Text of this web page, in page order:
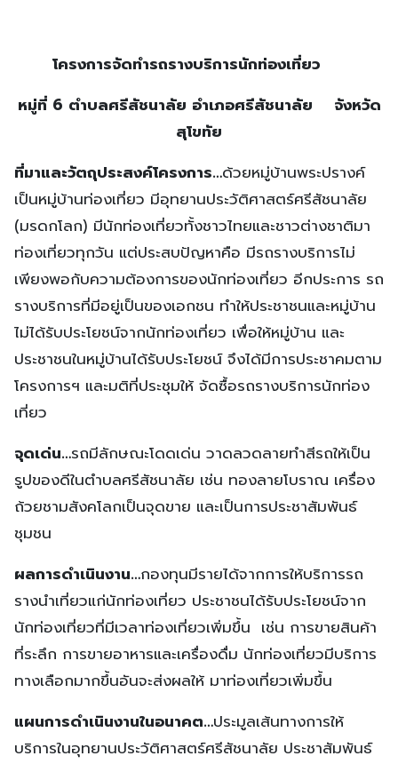
โครงการจัดทำรถรางบริการนักท่องเที่ยว
หมู่ที่ 6 ตำบลศรีสัชนาลัย อำเภอศรีสัชนาลัย จังหวัด
สุโขทัย
ที่มาและวัตถุประสงค์โครงการ…ด้วยหมู่บ้านพระปรางค์
เป็นหมู่บ้านท่องเที่ยว มีอุทยานประวัติศาสตร์ศรีสัชนาลัย
(มรดกโลก) มีนักท่องเที่ยวทั้งชาวไทยและชาวต่างชาติมา
ท่องเที่ยวทุกวัน แต่ประสบปัญหาคือ มีรถรางบริการไม่
เพียงพอกับความต้องการของนักท่องเที่ยว อีกประการ รถ
รางบริการที่มีอยู่เป็นของเอกชน ทำให้ประชาชนและหมู่บ้าน
ไม่ได้รับประโยชน์จากนักท่องเที่ยว เพื่อให้หมู่บ้าน และ
ประชาชนในหมู่บ้านได้รับประโยชน์ จึงได้มีการประชาคมตาม
โครงการฯ และมติที่ประชุมให้ จัดซื้อรถรางบริการนักท่อง
เที่ยว
จุดเด่น…รถมีลักษณะโดดเด่น วาดลวดลายทำสีรถให้เป็น
รูปของดีในตำบลศรีสัชนาลัย เช่น ทองลายโบราณ เครื่อง
ถ้วยชามสังคโลกเป็นจุดขาย และเป็นการประชาสัมพันธ์
ชุมชน
ผลการดำเนินงาน…กองทุนมีรายได้จากการให้บริการรถ
รางนำเที่ยวแก่นักท่องเที่ยว ประชาชนได้รับประโยชน์จาก
นักท่องเที่ยวที่มีเวลาท่องเที่ยวเพิ่มขึ้น เช่น การขายสินค้า
ที่ระลึก การขายอาหารและเครื่องดื่ม นักท่องเที่ยวมีบริการ
ทางเลือกมากขึ้นอันจะส่งผลให้ มาท่องเที่ยวเพิ่มขึ้น
แผนการดำเนินงานในอนาคต…ประมูลเส้นทางการให้
บริการในอุทยานประวัติศาสตร์ศรีสัชนาลัย ประชาสัมพันธ์